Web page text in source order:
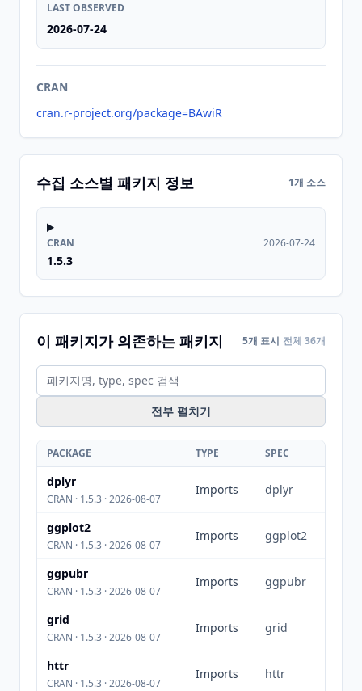
LAST OBSERVED
2026-07-24
CRAN
cran.r-project.org/package=BAwiR
수집 소스별 패키지 정보 1개 소스
CRAN
1.5.3
2026-07-24
이 패키지가 의존하는 패키지 5개 표시 전체 36개
전부 펼치기
PACKAGE TYPE SPEC
dplyr
CRAN · 1.5.3 · 2026-08-07
Imports dplyr
ggplot2
CRAN · 1.5.3 · 2026-08-07
Imports ggplot2
ggpubr
CRAN · 1.5.3 · 2026-08-07
Imports ggpubr
grid
CRAN · 1.5.3 · 2026-08-07
Imports grid
httr
CRAN · 1.5.3 · 2026-08-07
Imports httr